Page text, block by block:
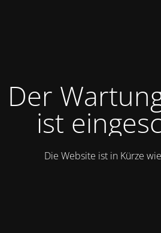
Der
ist
Die Website ist in Kürze